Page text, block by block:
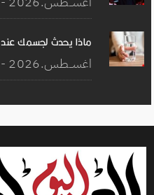
ماذا يحدث لجسمك
07 اغســطس.2026 - 21:03